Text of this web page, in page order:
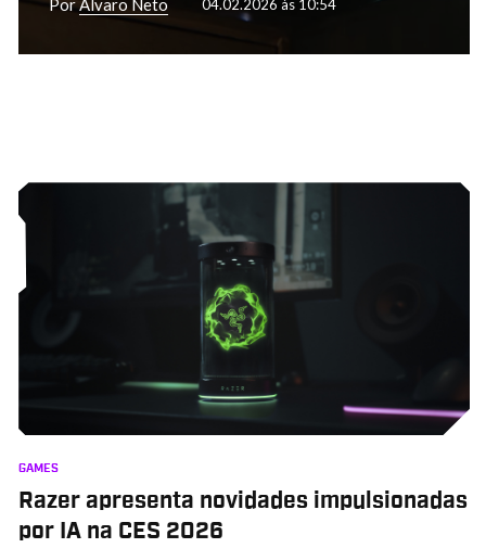
PorAlvaro Neto 04.02.2026 às 10:54
GAMES
Razer apresenta novidades impulsionadas
por IA na CES 2026